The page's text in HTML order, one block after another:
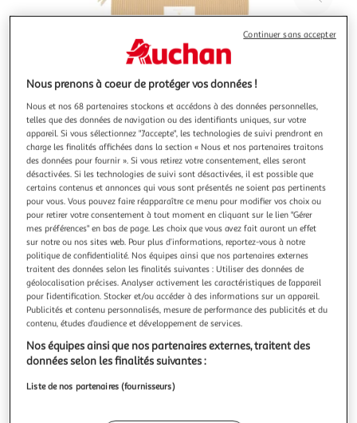
à
FRENCH TENDANCE
Atelier Léonie pochette de toilette femme velours
côtelé 21cm X 17cm
Pochette de toilette Femme (21x17) - Velours côtelé
En savoir +
1 pièce
Vous voulez connaître le prix de ce produit ?
Afficher le prix
Nous prenons à coeur de protéger vos données !
Nous et nos 68 partenaires stockons et accédons à des données personnelles,
telles que des données de navigation ou des identifiants uniques, sur votre
appareil. Si vous sélectionnez "J'accepte", les technologies de suivi prendront en
charge les finalités affichées dans la section « Nous et nos partenaires traitons
des données pour fournir ». Si vous retirez votre consentement, elles seront
désactivées. Si les technologies de suivi sont désactivées, il est possible que
certains contenus et annonces qui vous sont présentés ne soient pas pertinents
pour vous. Vous pouvez faire réapparaître ce menu pour modifier vos choix ou
pour retirer votre consentement à tout moment en cliquant sur le lien "Gérer
mes préférences" en bas de page. Les choix que vous avez fait auront un effet
sur notre ou nos sites web. Pour plus d’informations, reportez-vous à notre
politique de confidentialité. Nos équipes ainsi que nos partenaires externes
traitent des données selon les finalités suivantes : Utiliser des données de
géolocalisation précises. Analyser activement les caractéristiques de l’appareil
pour l’identification. Stocker et/ou accéder à des informations sur un appareil.
Publicités et contenu personnalisés, mesure de performance des publicités et du
contenu, études d’audience et développement de services.
Nos équipes ainsi que nos partenaires externes, traitent des
données selon les finalités suivantes :
Liste de nos partenaires (fournisseurs)
Continuer sans accepter